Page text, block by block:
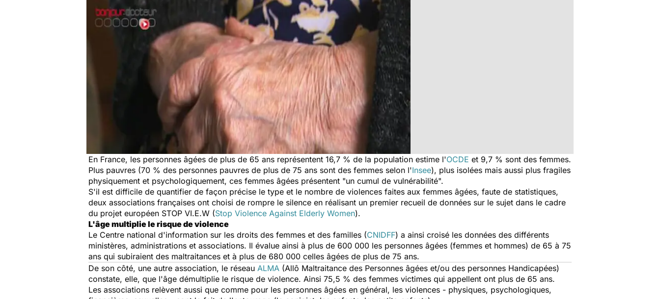
En France, les personnes âgées de plus de 65 ans représentent 16,7 % de la population estime l'OCDE et 9,7 % sont des femmes.
Plus pauvres (70 % des personnes pauvres de plus de 75 ans sont des femmes selon l'Insee), plus isolées mais aussi plus fragiles
physiquement et psychologiquement, ces femmes âgées présentent "un cumul de vulnérabilité".
S'il est difficile de quantifier de façon précise le type et le nombre de violences faites aux femmes âgées, faute de statistiques,
deux associations françaises ont choisi de rompre le silence en réalisant un premier recueil de données sur le sujet dans le cadre
du projet européen STOP VI.E.W (Stop Violence Against Elderly Women).
L'âge multiplie le risque de violence
Le Centre national d'information sur les droits des femmes et des familles (CNIDFF) a ainsi croisé les données des différents
ministères, administrations et associations. Il évalue ainsi à plus de 600 000 les personnes âgées (femmes et hommes) de 65 à 75
ans qui subiraient des maltraitances et à plus de 680 000 celles âgées de plus de 75 ans.
De son côté, une autre association, le réseau ALMA (Allô Maltraitance des Personnes âgées et/ou des personnes Handicapées)
constate, elle, que l'âge démultiplie le risque de violence. Ainsi 75,5 % des femmes victimes qui appellent ont plus de 65 ans.
Les associations relèvent aussi que comme pour les personnes âgées en général, les violences - physiques, psychologiques,